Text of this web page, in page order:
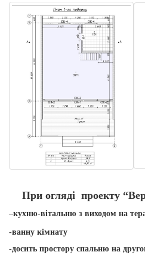
При огляді проекту
–кухню-вітальню з виходом на
-ванну кімнату
-досить простору спальню на